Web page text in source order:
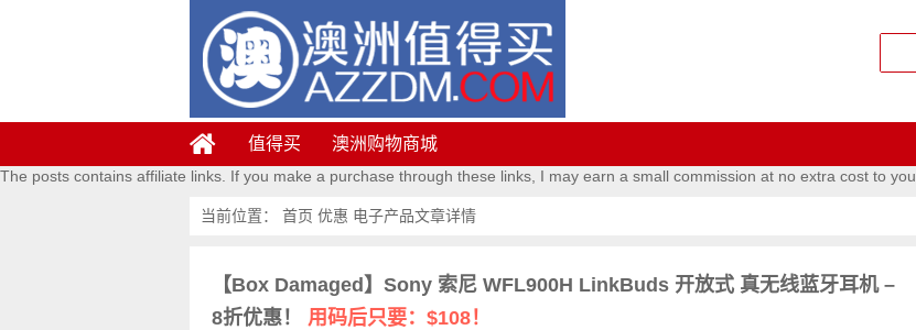
值得买 澳洲购物商城
The posts contains affiliate links. If you make a purchase through these links, I may earn a small commission at no extra cost to you.
当前位置： 首页 优惠 电子产品文章详情
【Box Damaged】Sony 索尼 WFL900H LinkBuds 开放式 真无线蓝牙耳机 –
8折优惠！
用码后只要：$108！